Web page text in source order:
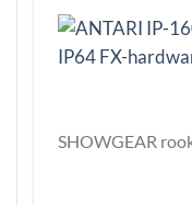
SHOWGEAR